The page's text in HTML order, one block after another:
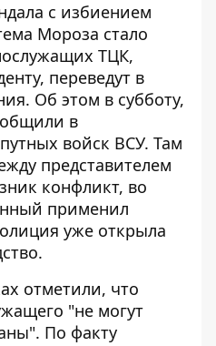
с избиением
Мороза стало
ТЦК,
переведут в
Об этом в субботу,
в
войск ВСУ. Там
представителем
конфликт, во
применил
уже открыла
отметили, что
"не могут
По факту